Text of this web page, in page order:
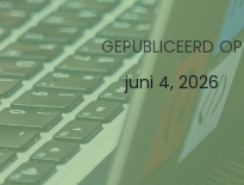
GEPUBLICEERD OP
juni 4, 2026